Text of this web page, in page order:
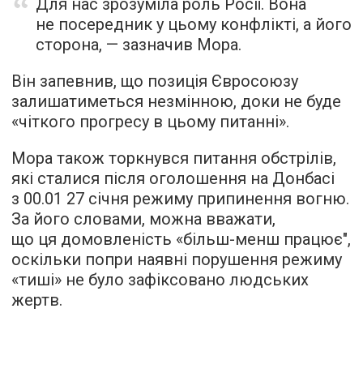
Для нас зрозуміла роль Росії. Вона
не посередник у цьому конфлікті, а його
сторона, — зазначив Мора.
Він запевнив, що позиція Євросоюзу
залишатиметься незмінною, доки не буде
«чіткого прогресу в цьому питанні».
Мора також торкнувся питання обстрілів,
які сталися після оголошення на Донбасі
з 00.01 27 січня режиму припинення вогню.
За його словами, можна вважати,
що ця домовленість «більш-менш працює",
оскільки попри наявні порушення режиму
«тиші» не було зафіксовано людських
жертв.